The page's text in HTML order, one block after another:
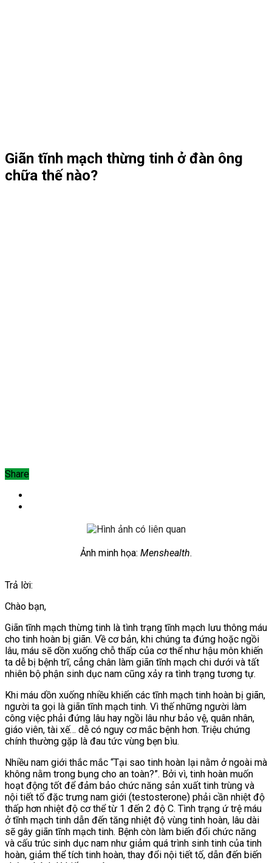
Giãn tĩnh mạch thừng tinh ở đàn ông
chữa thế nào?
Share
Ảnh minh họa: Menshealth.
Trả lời:
Chào bạn,
Giãn tĩnh mạch thừng tinh là tình trạng tĩnh mạch lưu thông máu
cho tinh hoàn bị giãn. Về cơ bản, khi chúng ta đứng hoặc ngồi
lâu, máu sẽ dồn xuống chỗ thấp của cơ thể như hậu môn khiến
ta dễ bị bệnh trĩ, cẳng chân làm giãn tĩnh mạch chi dưới và tất
nhiên bộ phận sinh dục nam cũng xảy ra tình trạng tương tự.
Khi máu dồn xuống nhiều khiến các tĩnh mạch tinh hoàn bị giãn,
người ta gọi là giãn tĩnh mạch tinh. Vì thế những người làm
công việc phải đứng lâu hay ngồi lâu như bảo vệ, quân nhân,
giáo viên, tài xế… dễ có nguy cơ mắc bệnh hơn. Triệu chứng
chính thường gặp là đau tức vùng bẹn bìu.
Nhiều nam giới thắc mắc “Tại sao tinh hoàn lại nằm ở ngoài mà
không nằm trong bụng cho an toàn?”. Bởi vì, tinh hoàn muốn
hoạt động tốt để đảm bảo chức năng sản xuất tinh trùng và
nội tiết tố đặc trưng nam giới (testosterone) phải cần nhiệt độ
thấp hơn nhiệt độ cơ thể từ 1 đến 2 độ C. Tình trạng ứ trệ máu
ở tĩnh mạch tinh dẫn đến tăng nhiệt độ vùng tinh hoàn, lâu dài
sẽ gây giãn tĩnh mạch tinh. Bệnh còn làm biến đổi chức năng
và cấu trúc sinh dục nam như giảm quá trình sinh tinh của tinh
hoàn, giảm thể tích tinh hoàn, thay đổi nội tiết tố, dẫn đến biến